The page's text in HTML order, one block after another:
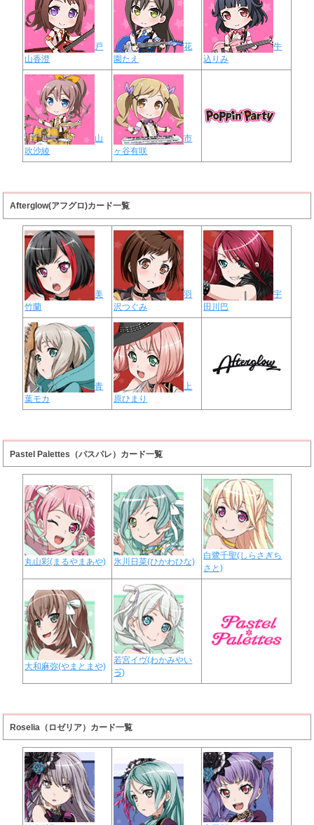
戸
山香澄
花
園たえ
牛
込りみ
山
吹沙綾
市
ヶ谷有咲
Afterglow(アフグロ)カード一覧
美
竹蘭
羽
沢つぐみ
宇
田川巴
青
葉モカ
上
原ひまり
Pastel Palettes（パスパレ）カード一覧
丸山彩(まるやまあや) 氷川日菜(ひかわひな)
白鷺千聖(しらさぎち
さと)
大和麻弥(やまとまや)
若宮イヴ(わかみやい
ゔ)
Roselia（ロゼリア）カード一覧